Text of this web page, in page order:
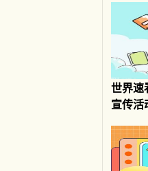
世界速
宣传活